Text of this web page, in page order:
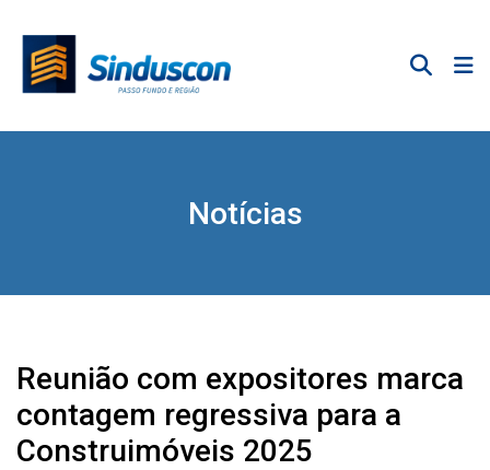
Notícias
Reunião com expositores marca
contagem regressiva para a
Construimóveis 2025